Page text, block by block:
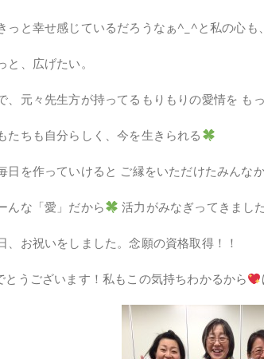
っと幸せ感じているだろうなぁ^_^と私の心も
、広げたい。
、元々先生方が持ってるもりもりの愛情を も
たちも自分らしく、今を生きられる
日を作っていけると ご縁をいただけたみんな
んな「愛」だから 活力がみなぎってきまし
、お祝いをしました。念願の資格取得！！
とうございます！私もこの気持ちわかるから